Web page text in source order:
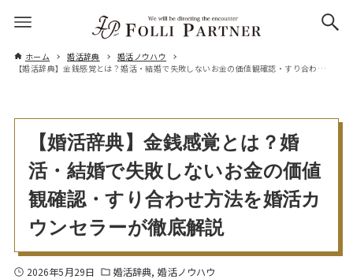
ホーム 婚活辞典
婚活ノウハウ
【婚活辞典】金銭感覚とは？婚活・結婚で失敗しないお金の価値観確認・すり合わせ方法を婚活カウンセラーが徹底解説
【婚活辞典】金銭感覚とは？婚
活・結婚で失敗しないお金の価値
観確認・すり合わせ方法を婚活カ
ウンセラーが徹底解説
2026年5月29日 婚活辞典 婚活ノウハウ